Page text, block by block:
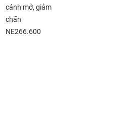
cánh mở, giảm
chấn
NE266.600